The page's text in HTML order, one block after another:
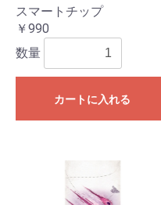
スマートチップ
￥990
数量
カートに入れる